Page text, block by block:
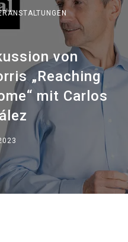
von
„Reaching
mit Carlos